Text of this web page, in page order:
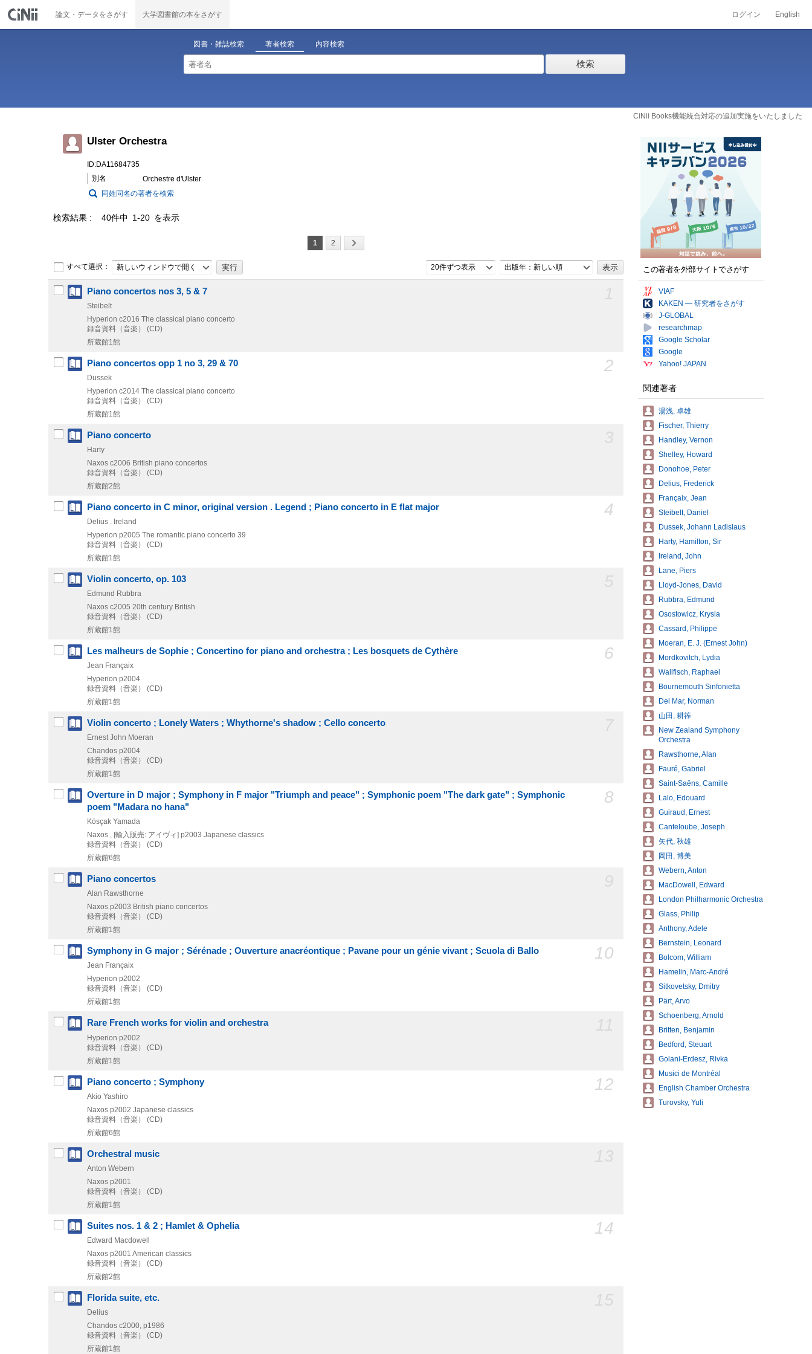
論文・データをさがす 大学図書館の本をさがす ログイン English
図書・雑誌検索 著者検索 内容検索
検索
CiNii Books機能統合対応の追加実施をいたしました
Ulster Orchestra
ID:DA11684735
別名
Orchestre d'Ulster
同姓同名の著者を検索
検索結果 40件中 1-20 を表示
1 2
すべて選択： 新しいウィンドウで開く 20件ずつ表示 出版年：新しい順
Piano concertos nos 3, 5 & 7
Steibelt
Hyperion c2016 The classical piano concerto
録音資料（音楽） (CD)
所蔵館1館
2
Piano concertos opp 1 no 3, 29 & 70
Dussek
Hyperion c2014 The classical piano concerto
録音資料（音楽） (CD)
所蔵館1館
Piano concerto
Harty
Naxos c2006 British piano concertos
録音資料（音楽） (CD)
所蔵館2館
4
Piano concerto in C minor, original version . Legend ; Piano concerto in E flat major
Delius . Ireland
Hyperion p2005 The romantic piano concerto 39
録音資料（音楽） (CD)
所蔵館1館
Violin concerto, op. 103
Edmund Rubbra
Naxos c2005 20th century British
録音資料（音楽） (CD)
所蔵館1館
6
Les malheurs de Sophie ; Concertino for piano and orchestra ; Les bosquets de Cythère
Jean Françaix
Hyperion p2004
録音資料（音楽） (CD)
所蔵館1館
Violin concerto ; Lonely Waters ; Whythorne's shadow ; Cello concerto
Ernest John Moeran
Chandos p2004
録音資料（音楽） (CD)
所蔵館1館
8
Overture in D major ; Symphony in F major "Triumph and peace" ; Symphonic poem "The dark gate" ; Symphonic
poem "Madara no hana"
Kósçak Yamada
Naxos , [輸入販売: アイヴィ] p2003 Japanese classics
録音資料（音楽） (CD)
所蔵館6館
Piano concertos
Alan Rawsthorne
Naxos p2003 British piano concertos
録音資料（音楽） (CD)
所蔵館1館
10
Symphony in G major ; Sérénade ; Ouverture anacréontique ; Pavane pour un génie vivant ; Scuola di Ballo
Jean Françaix
Hyperion p2002
録音資料（音楽） (CD)
所蔵館1館
Rare French works for violin and orchestra
Hyperion p2002
録音資料（音楽） (CD)
所蔵館1館
12
Piano concerto ; Symphony
Akio Yashiro
Naxos p2002 Japanese classics
録音資料（音楽） (CD)
所蔵館6館
Orchestral music
Anton Webern
Naxos p2001
録音資料（音楽） (CD)
所蔵館1館
14
Suites nos. 1 & 2 ; Hamlet & Ophelia
Edward Macdowell
Naxos p2001 American classics
録音資料（音楽） (CD)
所蔵館2館
Florida suite, etc.
Delius
Chandos c2000, p1986
録音資料（音楽） (CD)
所蔵館1館
この著者を外部サイトでさがす
VIAF
KAKEN — 研究者をさがす
J-GLOBAL
researchmap
Google Scholar
Google
Yahoo! JAPAN
関連著者
湯浅, 卓雄
Fischer, Thierry
Handley, Vernon
Shelley, Howard
Donohoe, Peter
Delius, Frederick
Françaix, Jean
Steibelt, Daniel
Dussek, Johann Ladislaus
Harty, Hamilton, Sir
Ireland, John
Lane, Piers
Lloyd-Jones, David
Rubbra, Edmund
Osostowicz, Krysia
Cassard, Philippe
Moeran, E. J. (Ernest John)
Mordkovitch, Lydia
Wallfisch, Raphael
Bournemouth Sinfonietta
Del Mar, Norman
山田, 耕筰
New Zealand Symphony
Orchestra
Rawsthorne, Alan
Fauré, Gabriel
Saint-Saëns, Camille
Lalo, Edouard
Guiraud, Ernest
Canteloube, Joseph
矢代, 秋雄
岡田, 博美
Webern, Anton
MacDowell, Edward
London Philharmonic Orchestra
Glass, Philip
Anthony, Adele
Bernstein, Leonard
Bolcom, William
Hamelin, Marc-André
Sitkovetsky, Dmitry
Pärt, Arvo
Schoenberg, Arnold
Britten, Benjamin
Bedford, Steuart
Golani-Erdesz, Rivka
Musici de Montréal
English Chamber Orchestra
Turovsky, Yuli